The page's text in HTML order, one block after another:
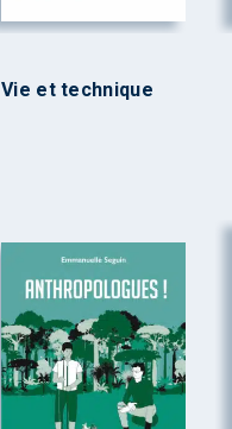
Vie et technique